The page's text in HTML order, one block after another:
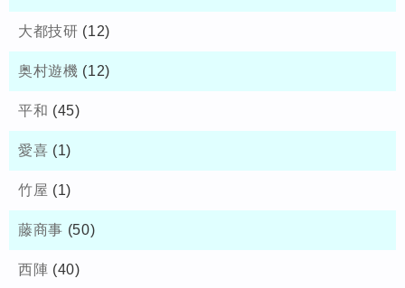
大都技研 (12)
奥村遊機 (12)
平和 (45)
愛喜 (1)
竹屋 (1)
藤商事 (50)
西陣 (40)